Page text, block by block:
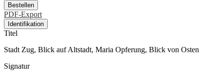
Bestellen
PDF-Export
Identifikation
Titel
Stadt Zug, Blick auf Altstadt, Maria Opferung, Blick von Osten
Signatur